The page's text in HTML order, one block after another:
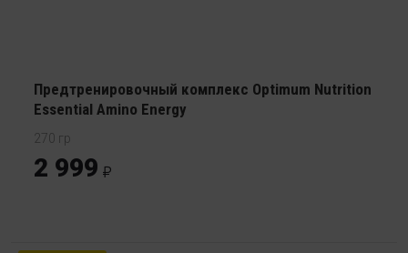
Предтренировочный комплекс Optimum Nutrition
Essential Amino Energy
270 гр
2 999